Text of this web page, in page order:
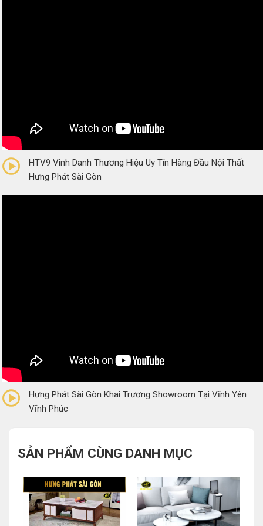
(0 Reviews)
HTV9 Vinh Danh Thương Hiệu Uy Tín Hàng Đầu Nội Thất
Hưng Phát Sài Gòn
(0 Reviews)
Hưng Phát Sài Gòn Khai Trương Showroom Tại Vĩnh Yên
Vĩnh Phúc
SẢN PHẨM CÙNG DANH MỤC